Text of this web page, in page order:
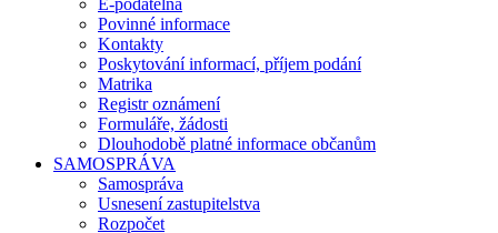
E-podatelna
Povinné informace
Kontakty
Poskytování informací, příjem podání
Matrika
Registr oznámení
Formuláře, žádosti
Dlouhodobě platné informace občanům
SAMOSPRÁVA
Samospráva
Usnesení zastupitelstva
Rozpočet